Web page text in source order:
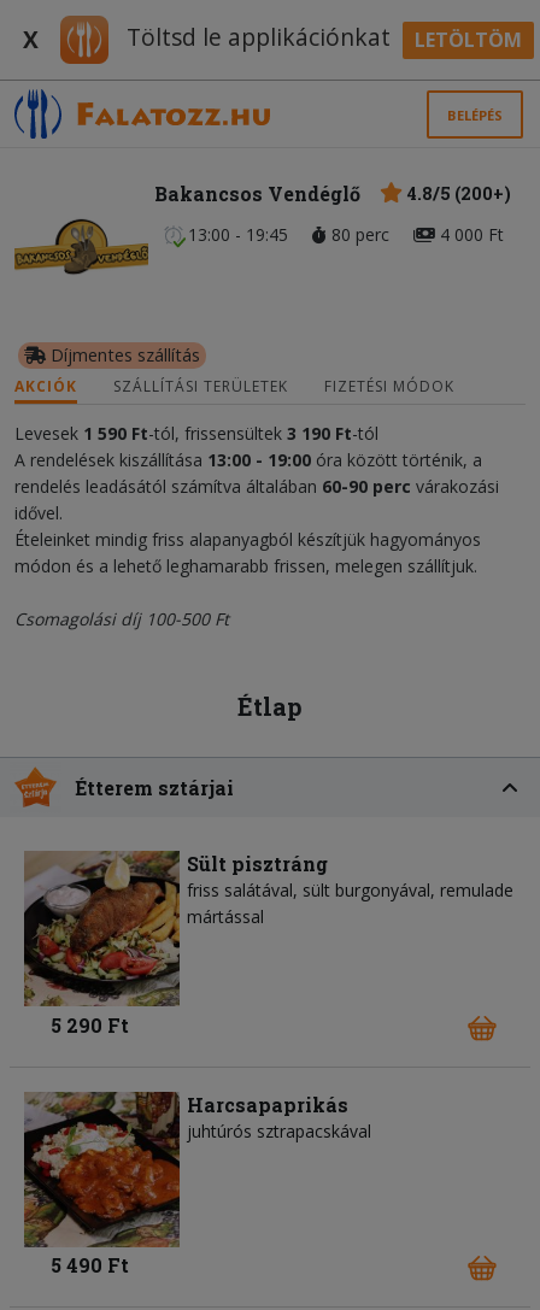
X Töltsd le applikációnkat LETÖLTÖM
BELÉPÉS
Bakancsos Vendéglő
4.8/5 (200+)
13:00 - 19:45
80 perc 4 000 Ft
Díjmentes szállítás
AKCIÓK SZÁLLÍTÁSI TERÜLETEK FIZETÉSI MÓDOK
Levesek 1 590 Ft-tól, frissensültek 3 190 Ft-tól
A rendelések kiszállítása 13:00 - 19:00 óra között történik, a
rendelés leadásától számítva általában 60-90 perc várakozási
idővel.
Ételeinket mindig friss alapanyagból készítjük hagyományos
módon és a lehető leghamarabb frissen, melegen szállítjuk.
Csomagolási díj 100-500 Ft
Étlap
Étterem sztárjai
Sült pisztráng
friss salátával, sült burgonyával, remulade
mártással
5 290 Ft
Harcsapaprikás
juhtúrós sztrapacskával
5 490 Ft